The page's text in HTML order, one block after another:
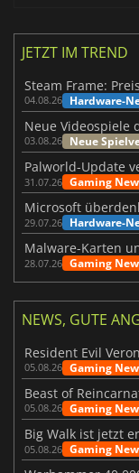
JETZT IM TREND
04.08.26 Hardware-
03.08.26 Neue
31.07.26 Gaming
29.07.26 Hardware-
28.07.26 Gaming
NEWS, GUTE
05.08.26 Gaming
05.08.26 Gaming
05.08.26 Gaming